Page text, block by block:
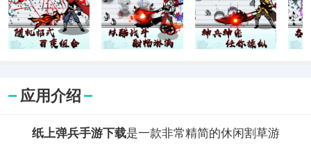
应用介绍
纸上弹兵手游下载是一款非常精简的休闲割草游